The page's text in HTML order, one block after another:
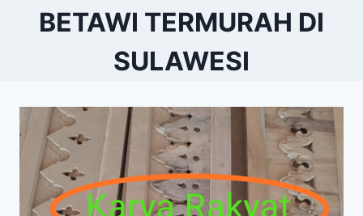
BETAWI TERMURAH DI
SULAWESI